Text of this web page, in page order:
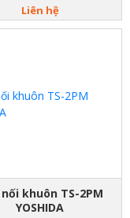
Liên hệ
khuôn TS-2PM
YOSHIDA